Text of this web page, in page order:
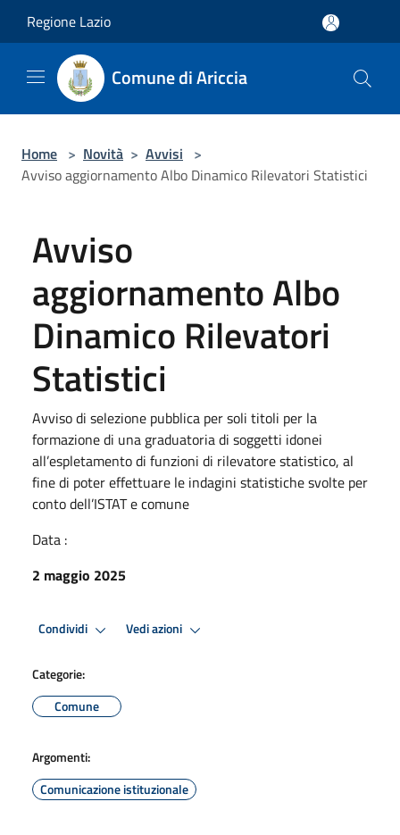
Regione Lazio
Comune di Ariccia
Home > Novità > Avvisi >
Avviso aggiornamento Albo Dinamico Rilevatori Statistici
Avviso
aggiornamento Albo
Dinamico Rilevatori
Statistici
Avviso di selezione pubblica per soli titoli per la
formazione di una graduatoria di soggetti idonei
all’espletamento di funzioni di rilevatore statistico, al
fine di poter effettuare le indagini statistiche svolte per
conto dell’ISTAT e comune
Data :
2 maggio 2025
Condividi Vedi azioni
Categorie:
Comune
Argomenti:
Comunicazione istituzionale